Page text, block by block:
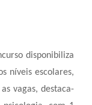
disponibiliza
níveis escolares,
vagas, destaca-